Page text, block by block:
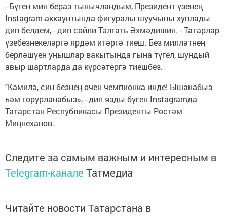
- Бүген мин бераз тынычландым, Президент үзенең
Instagram-аккаунтында фигуралы шуучыны хуплады
дип белдем, - дип сөйли Тәлгать Әхмәдишин. - Татарлар
үзебезнекеләргә ярдәм итәргә тиеш. Без милләтнең
берләшүен уңышлар вакытында гына түгел, шундый
авыр шартларда да күрсәтергә тиешбез.
"Камилә, син безнең өчен чемпионка инде! Ышанабыз
һәм горурланабыз», - дип язды бүген Instagramда
Татарстан Республикасы Президенты Рөстәм
Миңнеханов.
Следите за самым важным и интересным в
Telegram-канале Татмедиа
Читайте новости Татарстана в